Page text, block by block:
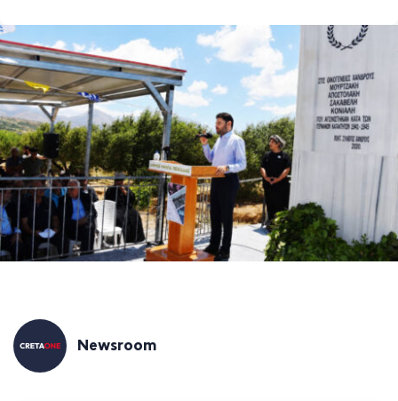
Newsroom